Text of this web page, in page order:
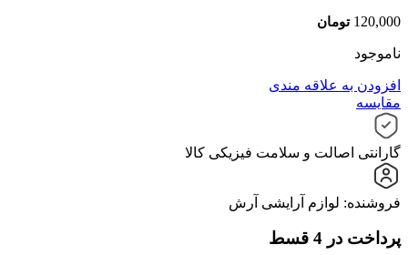
120,000 تومان
ناموجود
افزودن به علاقه مندی
مقایسه
گارانتی اصالت و سلامت فیزیکی کالا
فروشنده: لوازم آرایشی آرش
پرداخت در 4 قسط